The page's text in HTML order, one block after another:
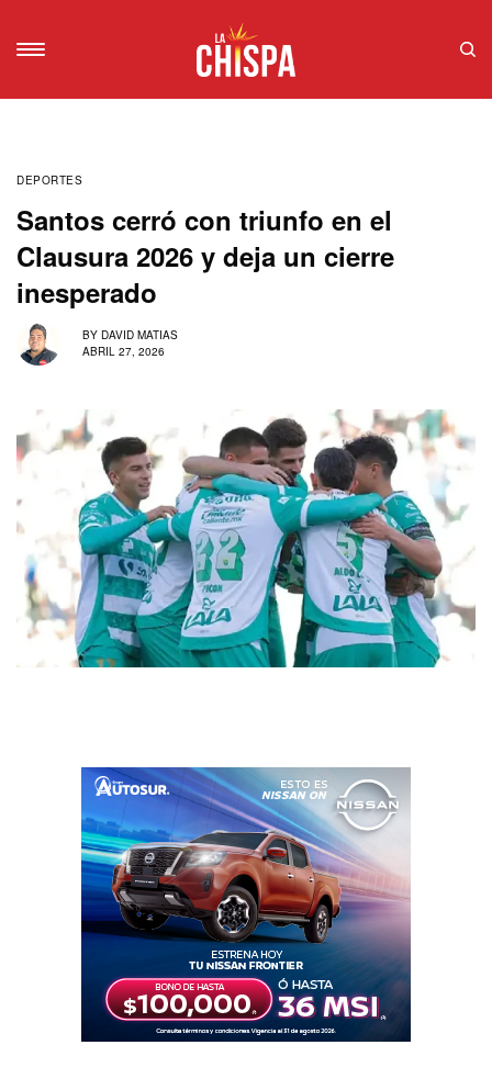
DEPORTES
Santos cerró con triunfo en el
Clausura 2026 y deja un cierre
inesperado
BY DAVID MATIAS
ABRIL 27, 2026